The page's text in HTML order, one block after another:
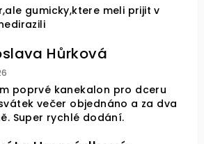
gumicky,ktere meli prijit v
Hůrková
obchodu je 5 z 5 hvězdiček.
poprvé kanekalon pro dceru
večer objednáno a za dva
Super rychlé dodání.